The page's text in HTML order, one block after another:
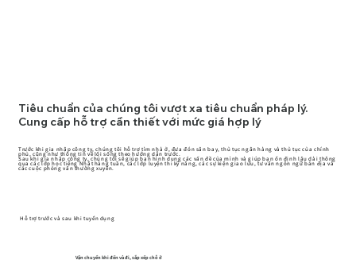
Tiêu chuẩn của chúng tôi vượt xa tiêu chuẩn pháp lý.
Cung cấp hỗ trợ cần thiết với mức giá hợp lý
Trước khi gia nhập công ty, chúng tôi hỗ trợ tìm nhà ở, đưa đón sân bay, thủ tục ngân hàng và thủ tục của chính
phủ, cũng như thông tin về lối sống theo hướng dẫn trước.
Sau khi gia nhập công ty, chúng tôi sẽ giúp bạn hình dung các vấn đề của mình và giúp bạn ổn định lâu dài thông
qua các lớp học tiếng Nhật hàng tuần, các lớp luyện thi kỹ năng, các sự kiện giao lưu, tư vấn ngôn ngữ bản địa và
các cuộc phỏng vấn thường xuyên.
Hỗ trợ trước và sau khi tuyển dụng
Vận chuyển khi đến và đi, sắp xếp chỗ ở